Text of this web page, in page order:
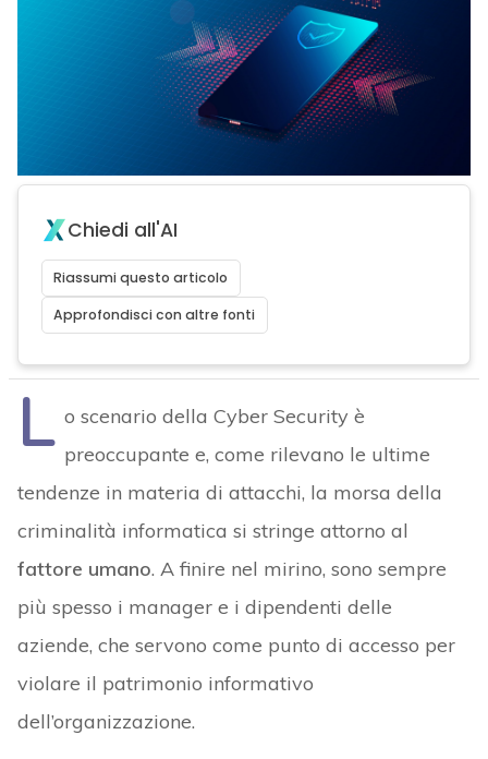
Chiedi all'AI
Riassumi questo articolo
Approfondisci con altre fonti
L o scenario della Cyber Security è
preoccupante e, come rilevano le ultime
tendenze in materia di attacchi, la morsa della
criminalità informatica si stringe attorno al
fattore umano. A finire nel mirino, sono sempre
più spesso i manager e i dipendenti delle
aziende, che servono come punto di accesso per
violare il patrimonio informativo
dell’organizzazione.